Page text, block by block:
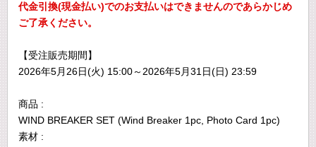
代金引換(現金払い)でのお支払いはできませんのであらかじめ
ご了承ください。
【受注販売期間】
2026年5月26日(火) 15:00～2026年5月31日(日) 23:59
商品 :
WIND BREAKER SET (Wind Breaker 1pc, Photo Card 1pc)
素材 :